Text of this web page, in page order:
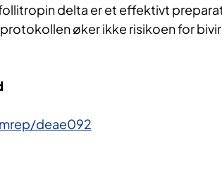
delta er et effektivt
protokollen øker ikke risikoen for
deae092